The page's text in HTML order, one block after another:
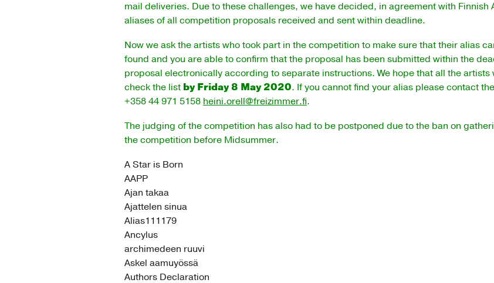
mail deliveries. Due to these challenges, we have decided, in agreement with Finnish
aliases of all competition proposals received and sent within deadline.
Now we ask the artists who took part in the competition to make sure that their alias
found and you are able to confirm that the proposal has been submitted within the
proposal electronically according to separate instructions. We hope that all the
check the list by Friday 8 May 2020. If you cannot find your alias please contact
+358 44 971 5158 heini.orell@freizimmer.fi.
The judging of the competition has also had to be postponed due to the ban on
the competition before Midsummer.
A Star is Born
AAPP
Ajan takaa
Ajattelen sinua
Alias111179
Ancylus
archimedeen ruuvi
Askel aamuyössä
Authors Declaration